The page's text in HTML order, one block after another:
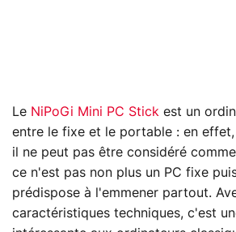
Le NiPoGi Mini PC Stick est un
entre le fixe et le portable : en
il ne peut pas être considéré comme
ce n'est pas non plus un PC fixe
prédispose à l'emmener partout.
caractéristiques techniques, c'est